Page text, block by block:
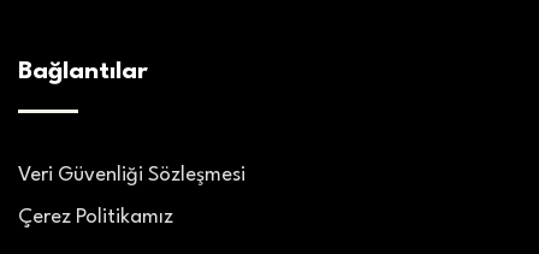
Bağlantılar
Veri Güvenliği Sözleşmesi
Çerez Politikamız